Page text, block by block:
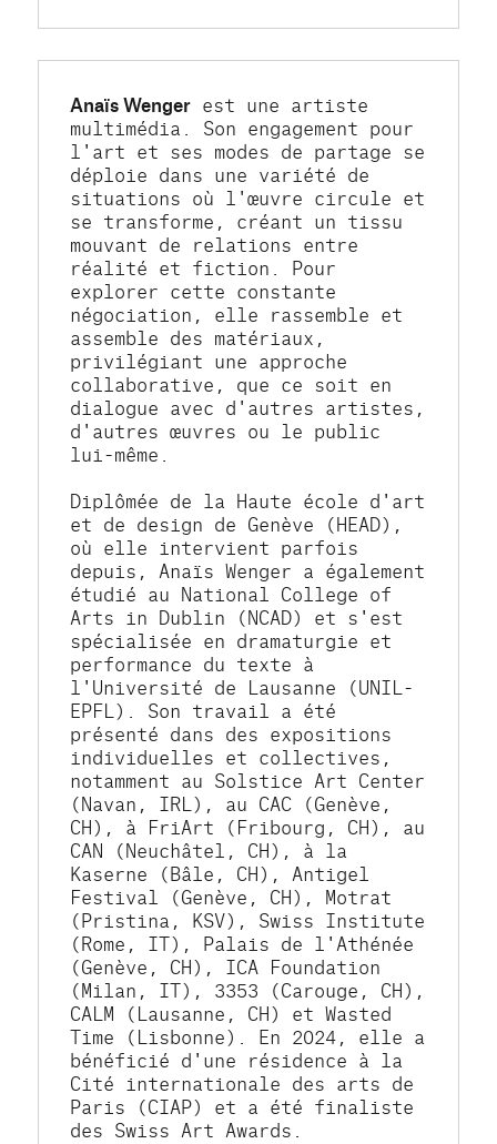
Anaïs Wenger est une artiste
multimédia. Son engagement pour
l'art et ses modes de partage se
déploie dans une variété de
situations où l'œuvre circule et
se transforme, créant un tissu
mouvant de relations entre
réalité et fiction. Pour
explorer cette constante
négociation, elle rassemble et
assemble des matériaux,
privilégiant une approche
collaborative, que ce soit en
dialogue avec d'autres artistes,
d'autres œuvres ou le public
lui-même.
Diplômée de la Haute école d'art
et de design de Genève (HEAD),
où elle intervient parfois
depuis, Anaïs Wenger a également
étudié au National College of
Arts in Dublin (NCAD) et s'est
spécialisée en dramaturgie et
performance du texte à
l'Université de Lausanne (UNIL-
EPFL). Son travail a été
présenté dans des expositions
individuelles et collectives,
notamment au Solstice Art Center
(Navan, IRL), au CAC (Genève,
CH), à FriArt (Fribourg, CH), au
CAN (Neuchâtel, CH), à la
Kaserne (Bâle, CH), Antigel
Festival (Genève, CH), Motrat
(Pristina, KSV), Swiss Institute
(Rome, IT), Palais de l'Athénée
(Genève, CH), ICA Foundation
(Milan, IT), 3353 (Carouge, CH),
CALM (Lausanne, CH) et Wasted
Time (Lisbonne). En 2024, elle a
bénéficié d'une résidence à la
Cité internationale des arts de
Paris (CIAP) et a été finaliste
des Swiss Art Awards.